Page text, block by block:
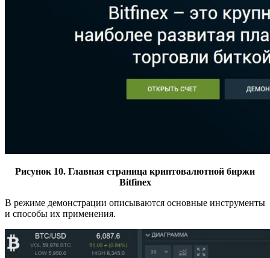
Рисунок 10. Главная страница криптовалютной биржи
Bitfinex
В режиме демонстрации описываются основные инструменты
и способы их применения.